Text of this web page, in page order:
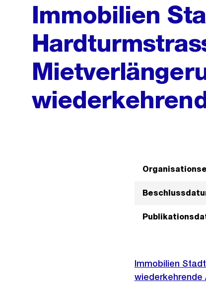
Immobilien
Immobilien
wiederkehrende